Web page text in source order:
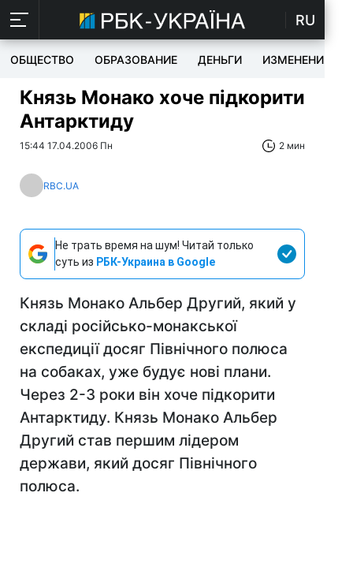
RU
ОБЩЕСТВО ОБРАЗОВАНИЕ ДЕНЬГИ ИЗМЕНЕНИЯ
Князь Монако хоче підкорити
Антарктиду
15:44 17.04.2006 Пн 2 мин
RBC.UA
Не трать время на шум! Читай только
суть из РБК-Украина в Google
Князь Монако Альбер Другий, який у
складі російсько-монакської
експедиції досяг Північного полюса
на собаках, уже будує нові плани.
Через 2-3 роки він хоче підкорити
Антарктиду. Князь Монако Альбер
Другий став першим лідером
держави, який досяг Північного
полюса.